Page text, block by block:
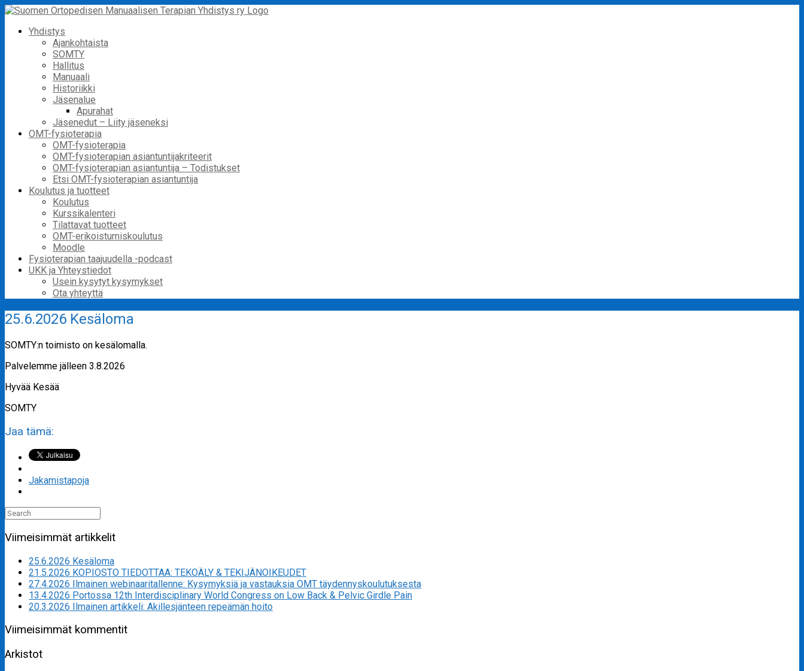
Skip
contentYhdistys
Ajankohtaista
SOMTY
Hallitus
Manuaali
Historiikki
Jäsenalue
Apurahat
Jäsenedut – Liity jäseneksi
OMT-fysioterapia
OMT-fysioterapia
OMT-fysioterapian asiantuntijakriteerit
OMT-fysioterapian asiantuntija – Todistukset
Etsi OMT-fysioterapian asiantuntija
Koulutus ja tuotteet
Koulutus
Kurssikalenteri
Tilattavat tuotteet
OMT-erikoistumiskoulutus
Moodle
Fysioterapian taajuudella -podcast
UKK ja Yhteystiedot
Usein kysytyt kysymykset
Ota yhteyttä
25.6.2026 Kesäloma
SOMTY:n toimisto on kesälomalla.
Palvelemme jälleen 3.8.2026
Hyvää Kesää
SOMTY
Jaa tämä:
Jakamistapoja
Search
Viimeisimmät artikkelit
25.6.2026 Kesäloma
21.5.2026 KOPIOSTO TIEDOTTAA: TEKOÄLY & TEKIJÄNOIKEUDET
27.4.2026 Ilmainen webinaaritallenne: Kysymyksiä ja vastauksia OMT täydennyskoulutuksesta
13.4.2026 Portossa 12th Interdisciplinary World Congress on Low Back & Pelvic Girdle Pain
20.3.2026 Ilmainen artikkeli: Akillesjänteen repeämän hoito
Viimeisimmät kommentit
Arkistot